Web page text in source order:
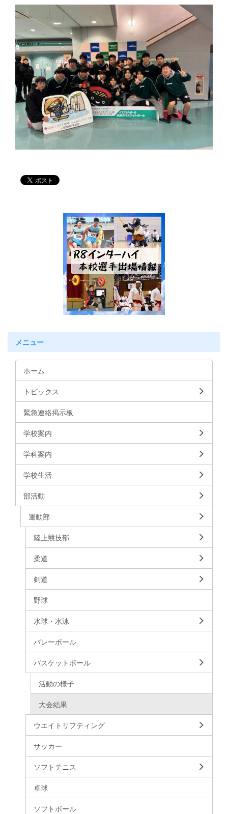
メニュー
ホーム
トピックス
緊急連絡掲示板
学校案内
学科案内
学校生活
部活動
運動部
陸上競技部
柔道
剣道
野球
水球・水泳
バレーボール
バスケットボール
活動の様子
大会結果
ウエイトリフティング
サッカー
ソフトテニス
卓球
ソフトボール